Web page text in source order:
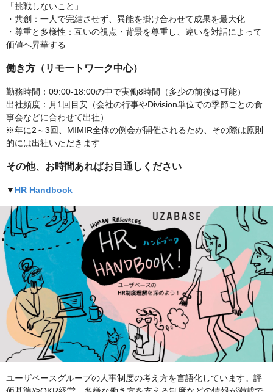
「挑戦しないこと」
・共創：一人で完結させず、異能を掛け合わせて成果を最大化
・尊重と多様性：互いの視点・背景を尊重し、違いを対話によって
価値へ昇華する
働き方（リモートワーク中心）
勤務時間：09:00-18:00の中で実働8時間（多少の前後は可能）
出社頻度：月1回目安（会社の行事やDivision単位での季節ごとの食
事会などに合わせて出社）
※年に2～3回、MIMIR全体の例会が開催されるため、その際は原則
的には出社いただきます
その他、お時間あればお目通しください
▼ HR Handbook
ユーザベースグループの人事制度の考え方を言語化しています。評